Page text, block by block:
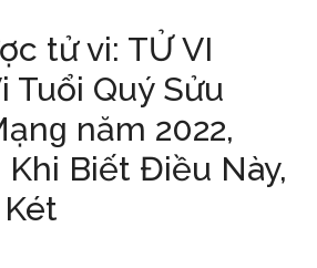
tử vi: TỬ VI
Tuổi Quý Sửu
năm 2022,
Khi Biết Điều Này,